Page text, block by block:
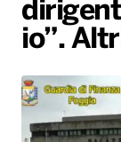
Voce al
io”.